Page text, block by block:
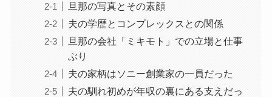
旦那の写真とその素顔
夫の学歴とコンプレックスとの関係
旦那の会社「ミキモト」での立場と仕事
ぶり
夫の家柄はソニー創業家の一員だった
夫の馴れ初めが年収の裏にある支えだっ